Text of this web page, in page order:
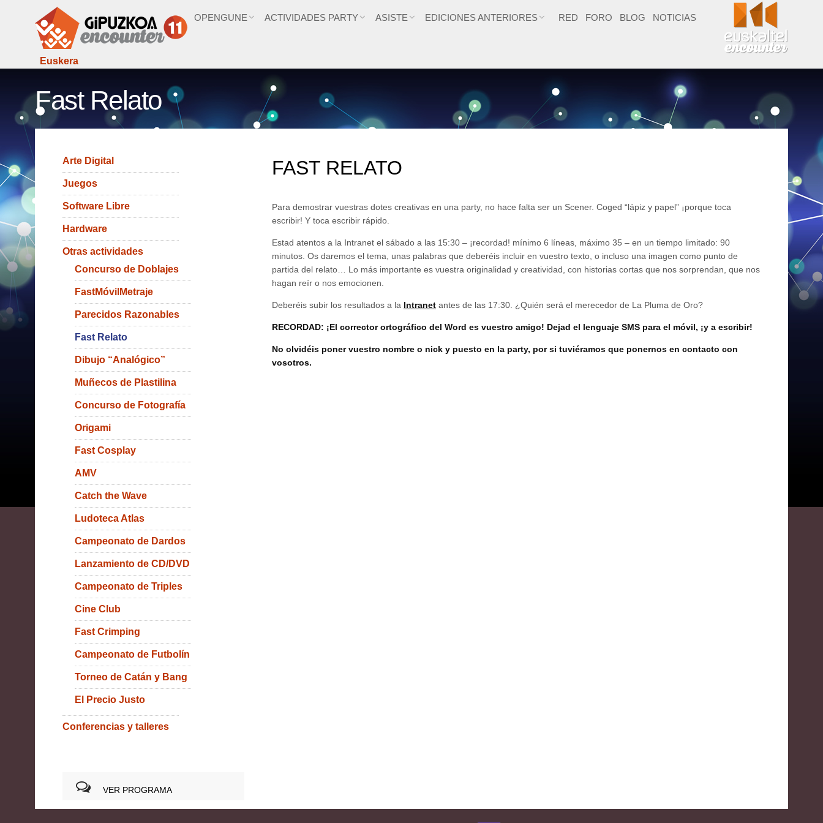
OPENGUNE ACTIVIDADES PARTY ASISTE EDICIONES ANTERIORES RED FORO BLOG NOTICIAS
Euskera
Fast Relato
FAST RELATO
Para demostrar vuestras dotes creativas en una party, no hace falta ser un Scener. Coged “lápiz y papel” ¡porque toca
escribir! Y toca escribir rápido.
Estad atentos a la Intranet el sábado a las 15:30 – ¡recordad! mínimo 6 líneas, máximo 35 – en un tiempo limitado: 90
minutos. Os daremos el tema, unas palabras que deberéis incluir en vuestro texto, o incluso una imagen como punto de
partida del relato… Lo más importante es vuestra originalidad y creatividad, con historias cortas que nos sorprendan, que nos
hagan reír o nos emocionen.
Deberéis subir los resultados a la Intranet antes de las 17:30. ¿Quién será el merecedor de La Pluma de Oro?
RECORDAD: ¡El corrector ortográfico del Word es vuestro amigo! Dejad el lenguaje SMS para el móvil, ¡y a escribir!
No olvidéis poner vuestro nombre o nick y puesto en la party, por si tuviéramos que ponernos en contacto con
vosotros.
Arte Digital
Juegos
Software Libre
Hardware
Otras actividades
Concurso de Doblajes
FastMóvilMetraje
Parecidos Razonables
Fast Relato
Dibujo “Analógico”
Muñecos de Plastilina
Concurso de Fotografía
Origami
Fast Cosplay
AMV
Catch the Wave
Ludoteca Atlas
Campeonato de Dardos
Lanzamiento de CD/DVD
Campeonato de Triples
Cine Club
Fast Crimping
Campeonato de Futbolín
Torneo de Catán y Bang
El Precio Justo
Conferencias y talleres
VER PROGRAMA